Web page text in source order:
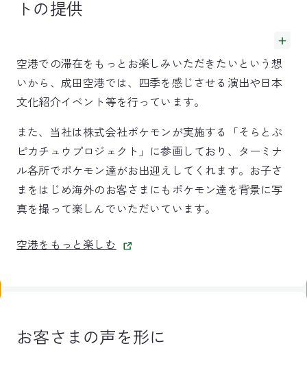
トの提供
空港での滞在をもっとお楽しみいただきたいという想
いから、成田空港では、四季を感じさせる演出や日本
文化紹介イベント等を行っています。
また、当社は株式会社ポケモンが実施する「そらとぶ
ピカチュウプロジェクト」に参画しており、ターミナ
ル各所でポケモン達がお出迎えしてくれます。お子さ
まをはじめ海外のお客さまにもポケモン達を背景に写
真を撮って楽しんでいただいています。
空港をもっと楽しむ
お客さまの声を形に